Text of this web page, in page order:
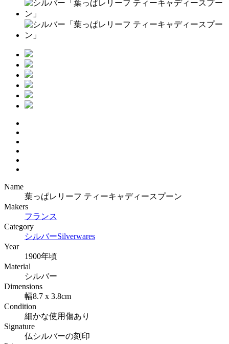
Name
葉っぱレリーフ ティーキャディースプーン
Makers
フランス
Category
シルバーSilverwares
Year
1900年頃
Material
シルバー
Dimensions
幅8.7 x 3.8cm
Condition
細かな使用傷あり
Signature
仏シルバーの刻印